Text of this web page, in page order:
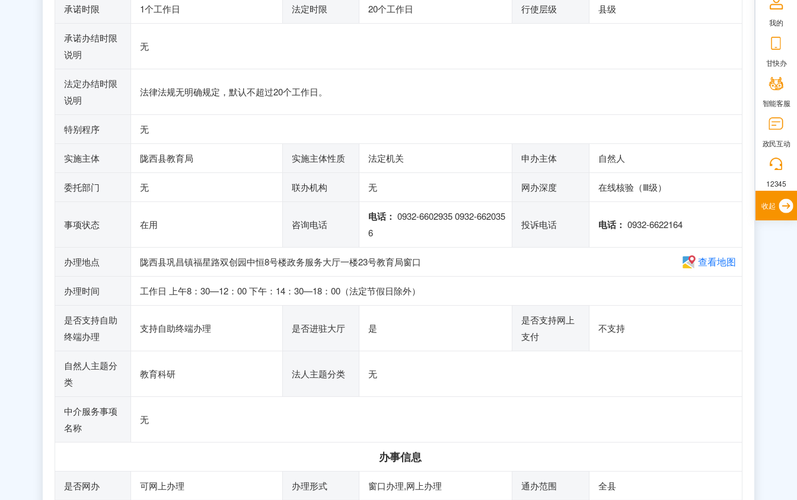
承诺时限 1个工作日 法定时限 20个工作日 行使层级 县级
承诺办结时限
说明
无
法定办结时限
说明
法律法规无明确规定，默认不超过20个工作日。
特别程序 无
实施主体 陇西县教育局 实施主体性质 法定机关 申办主体 自然人
委托部门 无 联办机构 无 网办深度 在线核验（Ⅲ级）
事项状态 在用 咨询电话
电话： 0932-6602935 0932-662035
6
投诉电话 电话： 0932-6622164
办理地点 陇西县巩昌镇福星路双创园中恒8号楼政务服务大厅一楼23号教育局窗口 查看地图
办理时间 工作日 上午8：30—12：00 下午：14：30—18：00（法定节假日除外）
是否支持自助
终端办理
支持自助终端办理 是否进驻大厅 是
是否支持网上
支付
不支持
自然人主题分
类
教育科研 法人主题分类 无
中介服务事项
名称
无
办事信息
是否网办 可网上办理 办理形式 窗口办理,网上办理 通办范围 全县
我的
甘快办
智能客服
政民互动
12345
收起